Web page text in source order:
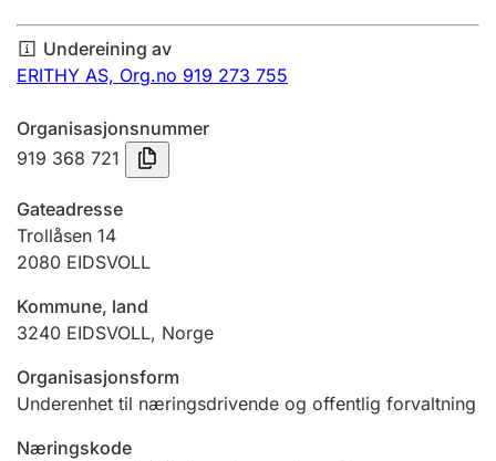
Årsrekneskap
Innsending og forseinkingsgebyr
Tinglysing
Jeger
Betaling og jegeravgiftskort
Ektepaktrettleiaren
Undereining av
ERITHY AS, Org.no 919 273 755
Organisasjonsnummer
919 368 721
Gateadresse
Trollåsen 14
2080 EIDSVOLL
Kommune, land
3240 EIDSVOLL, Norge
Organisasjonsform
Underenhet til næringsdrivende og offentlig forvaltning
Næringskode